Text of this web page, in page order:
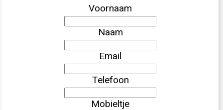
Voornaam
Naam
Email
Telefoon
Mobieltje